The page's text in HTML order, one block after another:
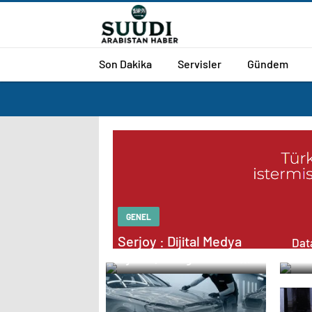
Son Dakika Servisler Gündem
GENEL
Serjoy : Dijital Medya
Ajansı, SEO Ajansı ve
Web Tasarım Ajansı